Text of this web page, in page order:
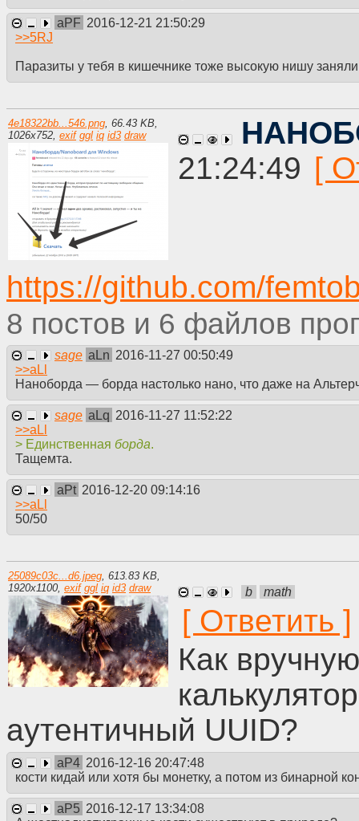
aPF 2016-12-21 21:50:29
>>5RJ
Паразиты у тебя в кишечнике тоже высокую нишу
4e18322bb...546.png, 66.43 KB,
1026x752, exif ggl iq id3 draw
21:24:49
https://github.com/
8 6
sage aLn 2016-11-27 00:50:49
>>aLl
Наноборда — борда настолько нано, что даже на
sage aLq 2016-11-27 11:52:22
>>aLl
> Единственная борда.
Тащемта.
aPt 2016-12-20 09:14:16
>>aLl
50/50
25089c03c...d6.jpeg 613.83 KB
1920x1100 exif ggl iq id3 draw b math
Как
аутентичный UUID?
aP4 2016-12-16 20:47:48
кости кидай или хотя бы монетку, а потом из бинарной
aP5 2016-12-17 13:34:08